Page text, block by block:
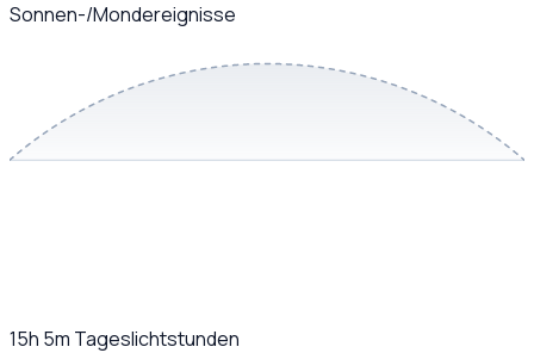
Sonnen-/Mondereignisse
15h 5m Tageslichtstunden